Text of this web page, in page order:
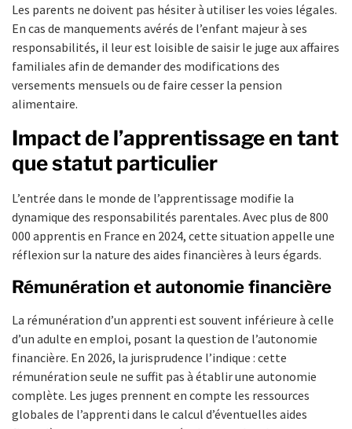
Les parents ne doivent pas hésiter à utiliser les voies légales.
En cas de manquements avérés de l’enfant majeur à ses
responsabilités, il leur est loisible de saisir le juge aux affaires
familiales afin de demander des modifications des
versements mensuels ou de faire cesser la pension
alimentaire.
Impact de l’apprentissage en tant
que statut particulier
L’entrée dans le monde de l’apprentissage modifie la
dynamique des responsabilités parentales. Avec plus de 800
000 apprentis en France en 2024, cette situation appelle une
réflexion sur la nature des aides financières à leurs égards.
Rémunération et autonomie financière
La rémunération d’un apprenti est souvent inférieure à celle
d’un adulte en emploi, posant la question de l’autonomie
financière. En 2026, la jurisprudence l’indique : cette
rémunération seule ne suffit pas à établir une autonomie
complète. Les juges prennent en compte les ressources
globales de l’apprenti dans le calcul d’éventuelles aides